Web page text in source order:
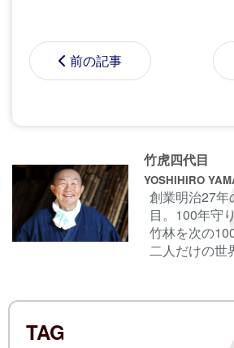
前の記事
コメントする前にサインイン
ます。
名前
竹虎四代目
YOSHIHIRO
創業明治27年
目。100年守
竹林を次の
二人だけの世
TAG